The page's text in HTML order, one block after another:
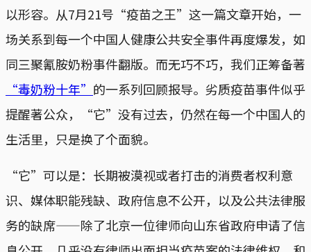
以形容。从7月21号“疫苗之王”这一篇文章开始，一
场关系到每一个中国人健康公共安全事件再度爆发，如
同三聚氰胺奶粉事件翻版。而无巧不巧，我们正筹备著
“毒奶粉十年” 的一系列回顾报导。劣质疫苗事件似乎
提醒著公众，“它”没有过去，仍然在每一个中国人的
生活里，只是换了个面貌。
“它”可以是：长期被漠视或者打击的消费者权利意
识、媒体职能残缺、政府信息不公开，以及公共法律服
务的缺席——除了北京一位律师向山东省政府申请了信